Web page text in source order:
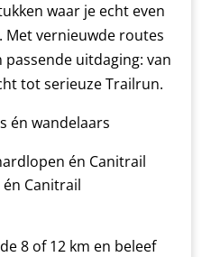
waar je echt even
vernieuwde routes
uitdaging: van
tot serieuze Trailrun.
én wandelaars
én Canitrail
Canitrail
8 of 12 km en beleef